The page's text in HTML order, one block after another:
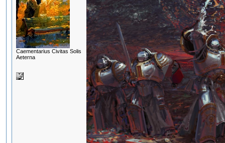
Сaementarius Civitas Solis
Aeterna